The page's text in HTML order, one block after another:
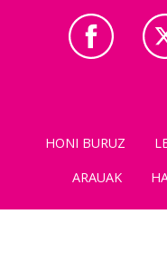
HONI BURUZ
ARAUAK